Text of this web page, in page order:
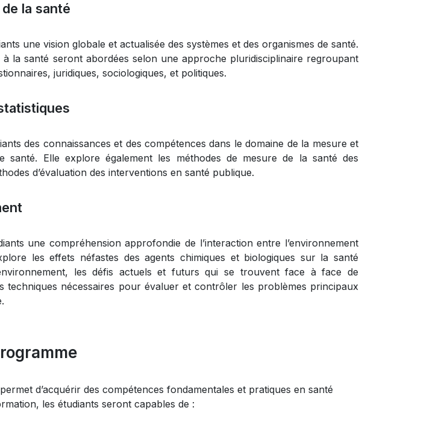
la santé
une vision globale et actualisée des systèmes et des organismes de santé.
à la santé seront abordées selon une approche pluridisciplinaire regroupant
juridiques, sociologiques, et politiques.
des connaissances et des compétences dans le domaine de la mesure et
santé. Elle explore également les méthodes de mesure de la santé des
d’évaluation des interventions en santé publique.
une compréhension approfondie de l’interaction entre l’environnement
les effets néfastes des agents chimiques et biologiques sur la santé
les défis actuels et futurs qui se trouvent face à face de
techniques nécessaires pour évaluer et contrôler les problèmes principaux
d’acquérir des compétences fondamentales et pratiques en santé
les étudiants seront capables de :